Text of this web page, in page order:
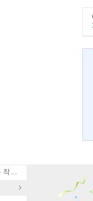
뮤지컬 〈휴남동 서점〉X 황보름 작가 북토크